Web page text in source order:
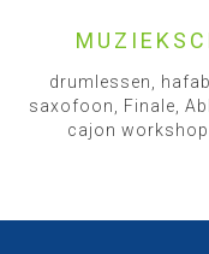
drumlessen,
saxofoon, Finale,
cajon